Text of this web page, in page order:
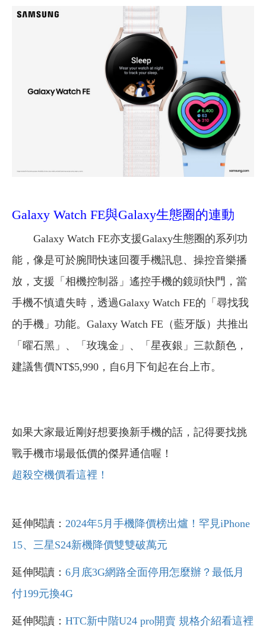
Galaxy Watch FE與Galaxy生態圈的連動
Galaxy Watch FE亦支援Galaxy生態圈的系列功
能，像是可於腕間快速回覆手機訊息、操控音樂播
放，支援「相機控制器」遙控手機的鏡頭快門，當
手機不慎遺失時，透過Galaxy Watch FE的「尋找我
的手機」功能。Galaxy Watch FE（藍牙版）共推出
「曜石黑」、「玫瑰金」、「星夜銀」三款顏色，
建議售價NT$5,990，自6月下旬起在台上市。
如果大家最近剛好想要換新手機的話，記得要找挑
戰手機市場最低價的傑昇通信喔！
超殺空機價看這裡！
延伸閱讀： 2024年5月手機降價榜出爐！罕見iPhone
15、三星S24新機降價雙雙破萬元
延伸閱讀： 6月底3G網路全面停用怎麼辦？最低月
付199元換4G
延伸閱讀： HTC新中階U24 pro開賣 規格介紹看這裡